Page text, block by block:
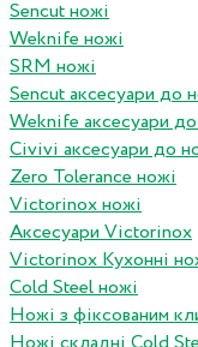
Sencut ножі
Weknife ножі
SRM ножі
Sencut аксесуари до
Weknife аксесуари
Civivi аксесуари до
Zero Tolerance ножі
Victorinox ножі
Аксесуари Victorinox
Victorinox Кухонні
Cold Steel ножі
Ножі з фіксованим